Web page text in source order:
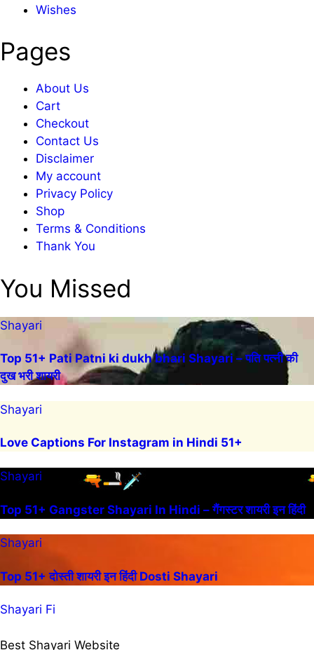
Wishes
Pages
About Us
Cart
Checkout
Contact Us
Disclaimer
My account
Privacy Policy
Shop
Terms & Conditions
Thank You
You Missed
Shayari
Top 51+ Pati Patni ki dukh bhari Shayari – पति पत्नी की
दुख भरी शायरी
Shayari
Love Captions For Instagram in Hindi 51+
Shayari
Top 51+ Gangster Shayari In Hindi – गैंगस्टर शायरी इन हिंदी
Shayari
Top 51+ दोस्ती शायरी इन हिंदी Dosti Shayari
Shayari Fi
Best Shayari Website